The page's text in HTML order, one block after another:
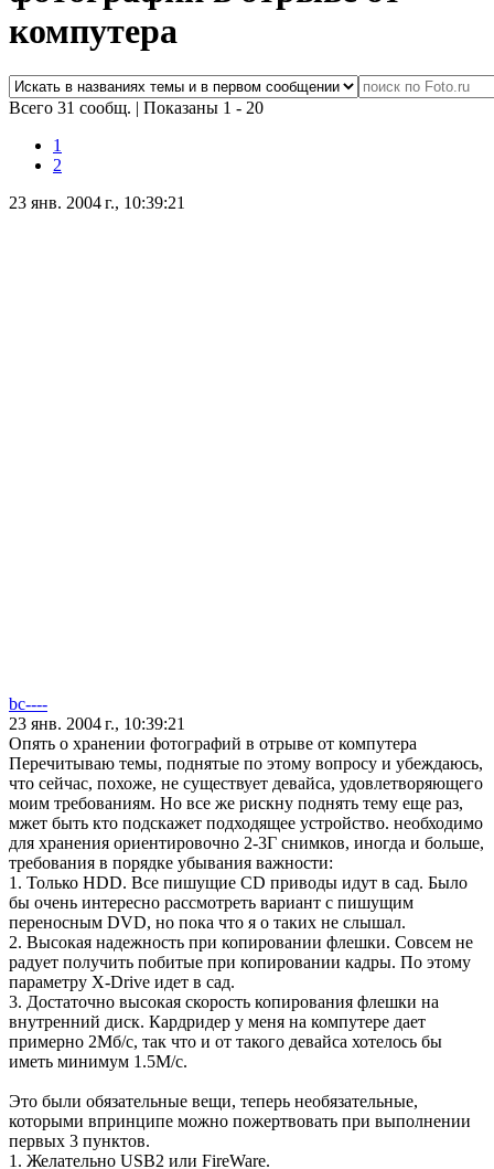
компутера
Всего 31 сообщ. | Показаны 1 - 20
1
2
23 янв. 2004 г., 10:39:21
bc----
23 янв. 2004 г., 10:39:21
Опять о хранении фотографий в отрыве от компутера
Перечитываю темы, поднятые по этому вопросу и убеждаюсь,
что сейчас, похоже, не существует девайса, удовлетворяющего
моим требованиям. Но все же рискну поднять тему еще раз,
мжет быть кто подскажет подходящее устройство. необходимо
для хранения ориентировочно 2-3Г снимков, иногда и больше,
требования в порядке убывания важности:
1. Только HDD. Все пишущие CD приводы идут в сад. Было
бы очень интересно рассмотреть вариант с пишущим
переносным DVD, но пока что я о таких не слышал.
2. Высокая надежность при копировании флешки. Совсем не
радует получить побитые при копировании кадры. По этому
параметру X-Drive идет в сад.
3. Достаточно высокая скорость копирования флешки на
внутренний диск. Кардридер у меня на компутере дает
примерно 2Мб/с, так что и от такого девайса хотелось бы
иметь минимум 1.5М/с.
Это были обязательные вещи, теперь необязательные,
которыми впринципе можно пожертвовать при выполнении
первых 3 пунктов.
1. Желательно USB2 или FireWare.